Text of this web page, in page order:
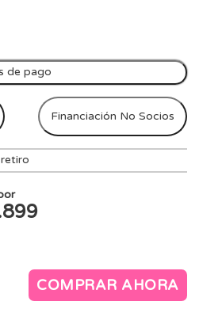
de pago
Financiación No Socios
COMPRAR AHORA